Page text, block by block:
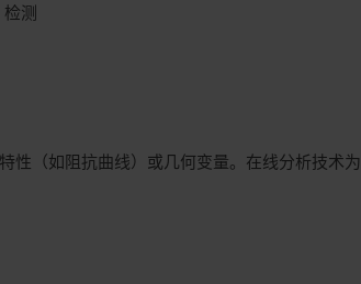
测
性（如阻抗曲线）或几何变量。在线分析技术为